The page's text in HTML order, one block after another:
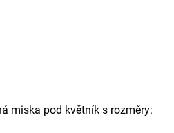
miska pod květník s rozměry: